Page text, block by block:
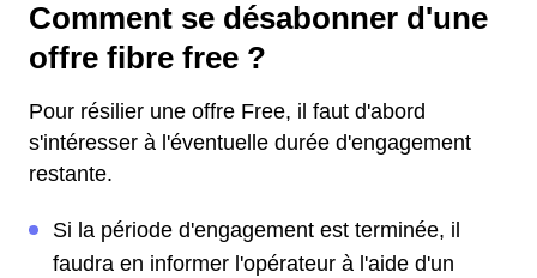
Comment se désabonner d'une
offre fibre free ?
Pour résilier une offre Free, il faut d'abord
s'intéresser à l'éventuelle durée d'engagement
restante.
Si la période d'engagement est terminée, il
faudra en informer l'opérateur à l'aide d'un